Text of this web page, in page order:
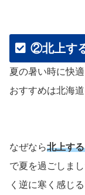
②北上す
夏の暑い時に快
おすすめは北海
なぜなら北上す
で夏を過ごしま
く逆に寒く感じ